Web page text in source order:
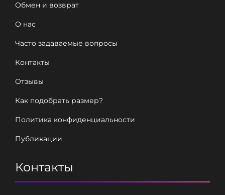
Обмен и возврат
О нас
Часто задаваемые вопросы
Контакты
Отзывы
Как подобрать размер?
Политика конфиденциальности
Публикации
Контакты